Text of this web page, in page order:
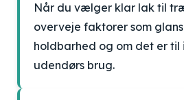
Når du vælger klar lak til
overveje faktorer som
holdbarhed og om det er til
udendørs brug.